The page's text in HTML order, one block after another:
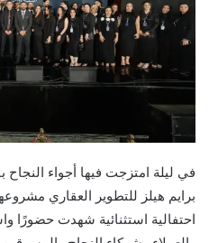
في ليلة امتزجت فيها أجواء
احتفالية استثنائية شهدت حضورًا